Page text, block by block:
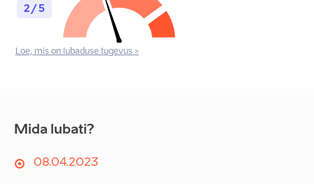
2 / 5
Loe, mis on lubaduse tugevus >
Mida lubati?
08.04.2023